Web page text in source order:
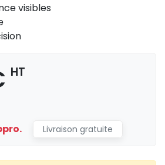
visibles
HT
Livraison gratuite